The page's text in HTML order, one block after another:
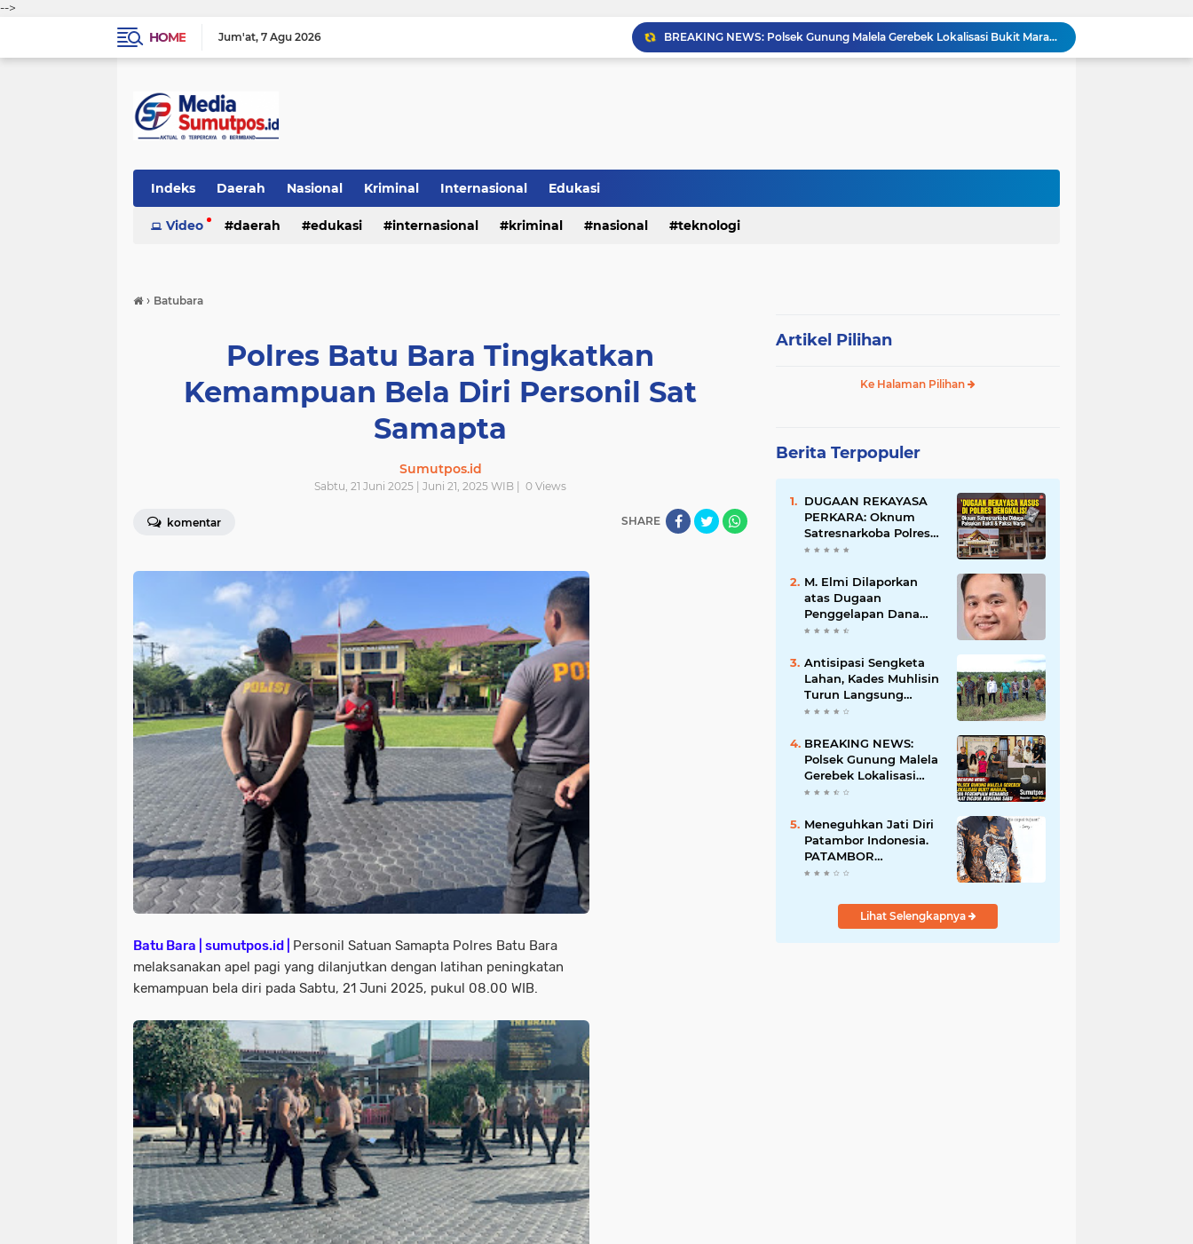
-->
HOME
Jum'at 7 Agu 2026
BREAKING NEWS: Polsek Gunung Malela Gerebek Lokalisasi Bukit Maraja, Dua Perempuan Menangis Saat Diciduk Bersama Sabu
Meneguhkan Jati Diri Patambor Indonesia. PATAMBOR INDONESIA Akan Gelar RAKERNAS II Di Jakarta.
HUT RI ke 81 dan Hari Jadi Kab, Tanjung Jabung Barat ke-62 Bupati Anwar Sadat Resmi Buka Lomba Mancing.
Indeks Daerah Nasional Kriminal Internasional Edukasi
Video daerah edukasi internasional kriminal nasional teknologi
› Batubara
Polres Batu Bara Tingkatkan
Kemampuan Bela Diri Personil Sat
Samapta
Sumutpos.id
Sabtu, 21 Juni 2025 | Juni 21, 2025 WIB | 0 Views
komentar SHARE
Batu Bara | sumutpos.id | Personil Satuan Samapta Polres Batu Bara
melaksanakan apel pagi yang dilanjutkan dengan latihan peningkatan
kemampuan bela diri pada Sabtu, 21 Juni 2025, pukul 08.00 WIB.
Artikel Pilihan
Ke Halaman Pilihan
Berita Terpopuler
DUGAAN REKAYASA
PERKARA: Oknum
Satresnarkoba Polres
Bengkalis Diduga
Hingga Paksa Warga
Hadir di TKP
M. Elmi Dilaporkan
atas Dugaan
Penggelapan Dana
Pensiunan Guru dan
Pastikan Proses
Hukum Berjalan
Antisipasi Sengketa
Lahan, Kades Muhlisin
Turun Langsung
Tinjau Batas Wilayah
Diserobot PT Jatim
Jaya Perkasa
BREAKING NEWS:
Polsek Gunung Malela
Gerebek Lokalisasi
Bukit Maraja, Dua
Saat Diciduk Bersama
Sabu
Meneguhkan Jati Diri
Patambor Indonesia.
PATAMBOR
INDONESIA Akan
Jakarta.
Lihat Selengkapnya